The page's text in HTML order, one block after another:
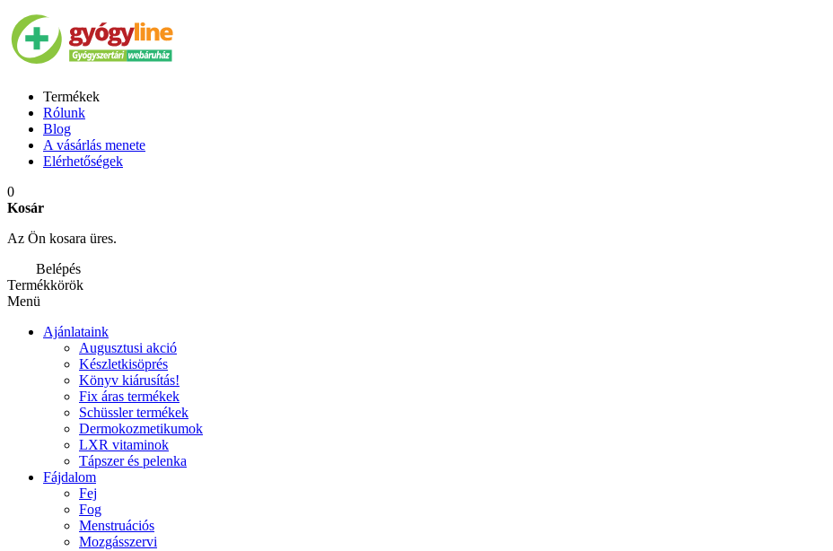
Termékek
Rólunk
Blog
A vásárlás menete
Elérhetőségek
0
Kosár
Az Ön kosara üres.
Belépés
Termékkörök
Menü
Ajánlataink
Augusztusi akció
Készletkisöprés
Könyv kiárusítás!
Fix áras termékek
Schüssler termékek
Dermokozmetikumok
LXR vitaminok
Tápszer és pelenka
Fájdalom
Fej
Fog
Menstruációs
Mozgásszervi